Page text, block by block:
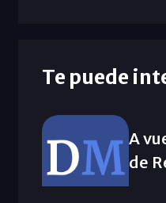
Te puede
A
de